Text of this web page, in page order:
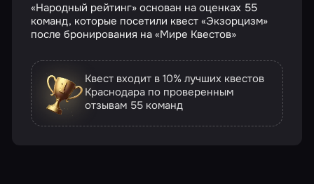
«Народный рейтинг» основан на оценках 55
команд, которые посетили квест «Экзорцизм»
после бронирования на «Мире Квестов»
Квест входит в 10% лучших квестов
Краснодара по проверенным
отзывам 55 команд